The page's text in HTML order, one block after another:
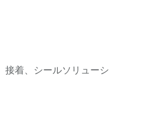
接着、シールソリューシ